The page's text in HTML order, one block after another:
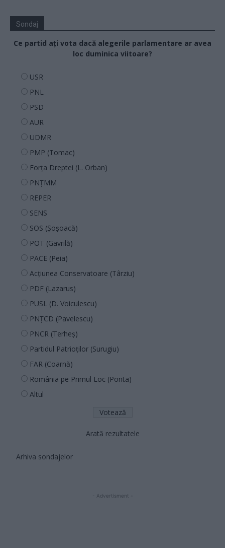
Sondaj
Ce partid ați vota dacă alegerile parlamentare ar avea
loc duminica viitoare?
USR
PNL
PSD
AUR
UDMR
PMP (Tomac)
Forța Dreptei (L. Orban)
PNȚMM
REPER
SENS
SOS (Șoșoacă)
POT (Gavrilă)
PACE (Peia)
Acțiunea Conservatoare (Târziu)
PDF (Lazarus)
PUSL (D. Voiculescu)
PNȚCD (Pavelescu)
PNCR (Terheș)
Partidul Patrioților (Surugiu)
FAR (Coarnă)
România pe Primul Loc (Ponta)
Altul
Arată rezultatele
Arhiva sondajelor
- Advertisment -